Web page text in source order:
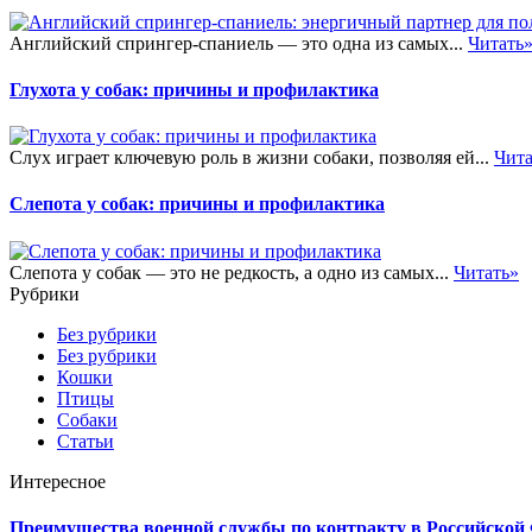
Английский спрингер-спаниель — это одна из самых... Читать»
Глухота у собак: причины и профилактика
Слух играет ключевую роль в жизни собаки, позволяя ей...
Слепота у собак: причины и профилактика
Слепота у собак — это не редкость, а одно из самых... Читать»
Рубрики
Без рубрики
Без рубрики
Кошки
Птицы
Собаки
Статьи
Интересное
Преимущества военной службы по контракту в Российской